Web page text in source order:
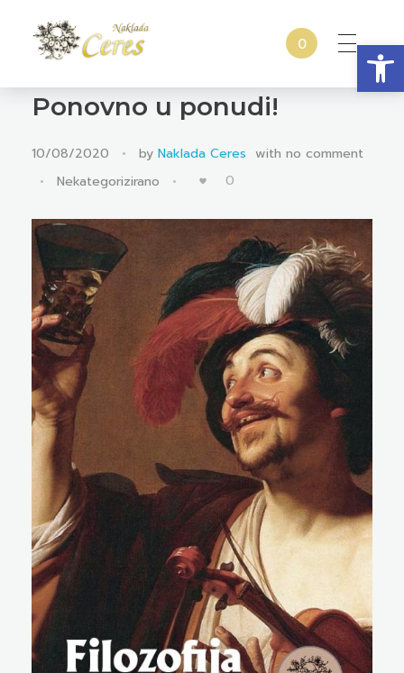
0
Ponovno u ponudi!
10/08/2020 by Naklada Ceres with no comment
Nekategorizirano
0